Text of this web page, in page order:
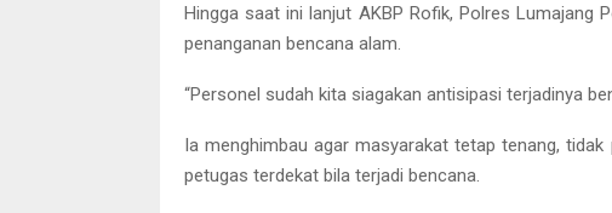
Hingga saat ini lanjut AKBP Rofik, Polres Lumajang
penanganan bencana alam.
“Personel sudah kita siagakan antisipasi terjadinya
Ia menghimbau agar masyarakat tetap tenang,
petugas terdekat bila terjadi bencana.